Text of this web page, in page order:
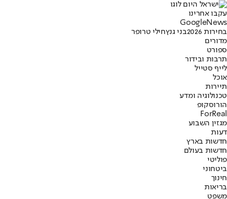
עקבו אחרינו
Googl eNews
בחירות 2026
בני גנץחילי טרופר
מדורים
ספורט
תרבות ובידור
לייף סטייל
אוכל
תיירות
טכנולוגיה ומדע
הורוסקופ
ForReal
מגזין השבוע
דעות
חדשות בארץ
חדשות בעולם
פוליטי
ביטחוני
חינוך
בריאות
משפט